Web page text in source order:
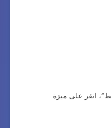
انقر على ميزة